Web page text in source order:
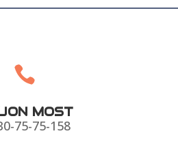

MOST
75-75-158